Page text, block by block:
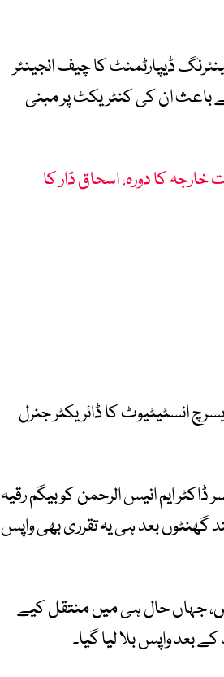
ڈیپارٹمنٹ کا چیف انجینئر
باعث ان کی کنٹریکٹ پر مبنی
کا دورہ، اسحاق ڈار کا
انسٹیٹیوٹ کا ڈائریکٹر جنرل
ایم انیس الرحمن کو بیگم رقیہ
گھنٹوں بعد ہی یہ تقرری بھی واپس
جہاں حال ہی میں منتقل کیے